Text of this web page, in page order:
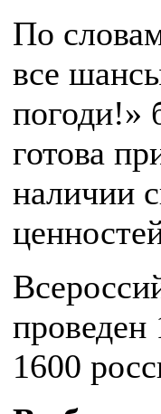
По
все
погоди!»
готова
наличии
проведен
1600